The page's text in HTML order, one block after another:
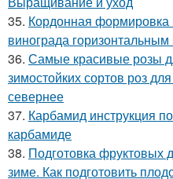
35. Кордонная
винограда
36. Самые красивые розы
зимостойких сортов роз
севернее
37. Карбамид инструкция
карбамиде
38. Подготовка фруктовых
зиме. Как подготовить